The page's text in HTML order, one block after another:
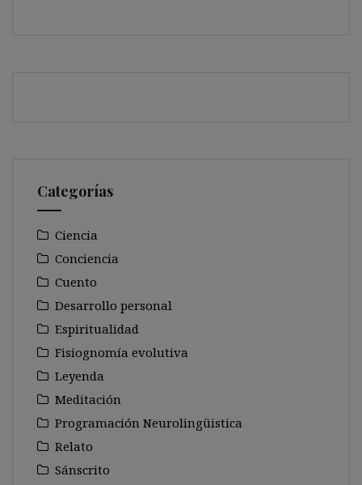
Categorías
Ciencia
Conciencia
Cuento
Desarrollo personal
Espiritualidad
Fisiognomía evolutiva
Leyenda
Meditación
Programación Neurolingüistica
Relato
Sánscrito